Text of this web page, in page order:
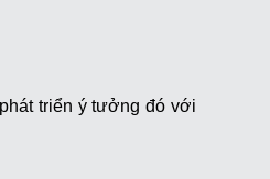
triển ý tưởng đó với